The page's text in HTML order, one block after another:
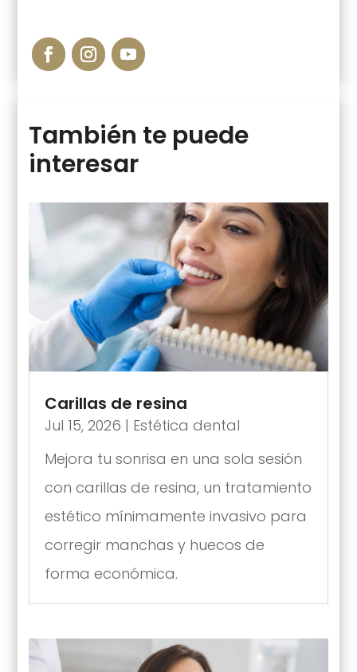
También te puede
interesar
Carillas de resina
Jul 15, 2026 | Estética dental
Mejora tu sonrisa en una sola sesión
con carillas de resina, un tratamiento
estético mínimamente invasivo para
corregir manchas y huecos de
forma económica.